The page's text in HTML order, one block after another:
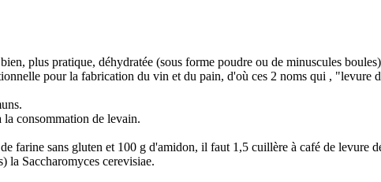
plus pratique, déhydratée (sous forme poudre ou de minuscules
pour la fabrication du vin et du pain, d'où ces 2 noms qui ,
consommation de levain.
farine sans gluten et 100 g d'amidon, il faut 1,5 cuillère à café de levure
la Saccharomyces cerevisiae.